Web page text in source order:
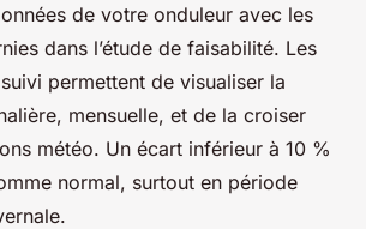
de votre onduleur avec les
dans l’étude de faisabilité. Les
permettent de visualiser la
mensuelle, et de la croiser
météo. Un écart inférieur à 10 %
normal, surtout en période